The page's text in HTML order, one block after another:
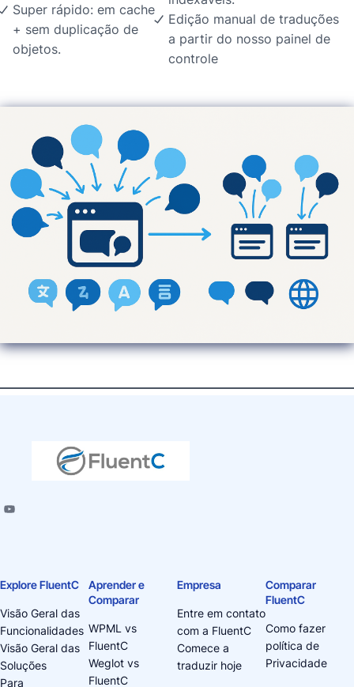
Super rápido: em cache
+ sem duplicação de
objetos.
Edição manual de traduções
a partir do nosso painel de
controle
Explore FluentC
Visão Geral das
Funcionalidades
Visão Geral das
Soluções
Para
Aprender e
Comparar
WPML vs
FluentC
Weglot vs
FluentC
Empresa
Entre em contato
com a FluentC
Comece a
traduzir hoje
Comparar
FluentC
Como fazer
política de
Privacidade